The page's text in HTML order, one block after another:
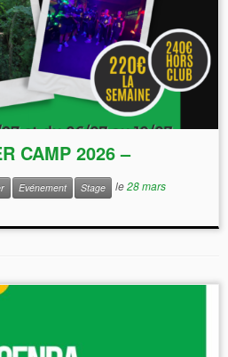
CAMP 2026 –
Evénement Stage le28 mars